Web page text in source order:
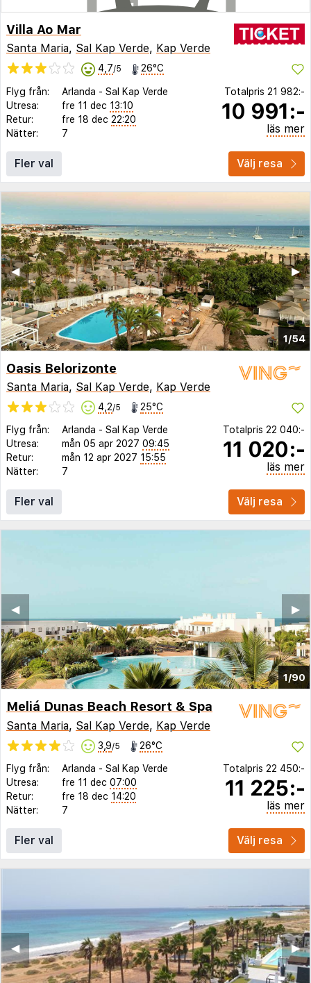
Villa Ao Mar
Santa Maria, Sal Kap Verde, Kap Verde
4,7/5 26°C
Flyg från: Arlanda - Sal Kap Verde
Utresa:
fre 11 dec 13:10
Retur:
fre 18 dec 22:20
Nätter:
7
Totalpris 21 982:-
10 991:-
läs mer
Fler val Välj resa
1/54
▶︎
◀︎
Oasis Belorizonte
Santa Maria, Sal Kap Verde, Kap Verde
4,2/5 25°C
Flyg från: Arlanda - Sal Kap Verde
Utresa:
mån 05 apr 2027 09:45
Retur:
mån 12 apr 2027 15:55
Nätter:
7
Totalpris 22 040:-
11 020:-
läs mer
Fler val Välj resa
1/90
▶︎
◀︎
Meliá Dunas Beach Resort & Spa
Santa Maria, Sal Kap Verde, Kap Verde
3,9/5 26°C
Flyg från: Arlanda - Sal Kap Verde
Utresa:
fre 11 dec 07:00
Retur:
fre 18 dec 14:20
Nätter:
7
Totalpris 22 450:-
11 225:-
läs mer
Fler val Välj resa
▶︎
◀︎